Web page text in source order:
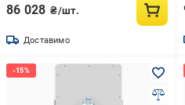
86 028 ₴/шт.
Доставимо